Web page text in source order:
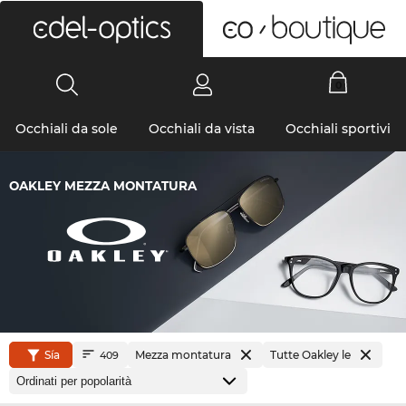
Occhiali da sole Occhiali da vista Occhiali sportivi
OAKLEY MEZZA MONTATURA
Sía 409 Mezza montatura Tutte Oakley le